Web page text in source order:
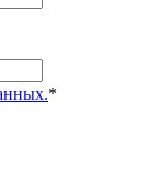
*